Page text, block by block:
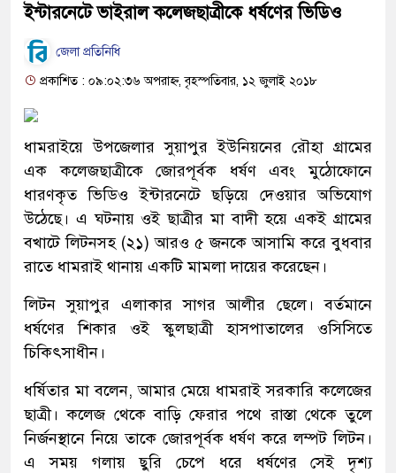
ইন্টারনেটে ভাইরাল কলেজছাত্রীকে ধর্ষণের ভিডিও
জেলা প্রতিনিধি
প্রকাশিত : ০৯:০২:৩৬ অপরাহ্ন, বৃহস্পতিবার, ১২ জুলাই ২০১৮
ধামরাইয়ে উপজেলার সুয়াপুর ইউনিয়নের রৌহা গ্রামের
এক কলেজছাত্রীকে জোরপূর্বক ধর্ষণ এবং মুঠোফোনে
ধারণকৃত ভিডিও ইন্টারনেটে ছড়িয়ে দেওয়ার অভিযোগ
উঠেছে। এ ঘটনায় ওই ছাত্রীর মা বাদী হয়ে একই গ্রামের
বখাটে লিটনসহ (২১) আরও ৫ জনকে আসামি করে বুধবার
রাতে ধামরাই থানায় একটি মামলা দায়ের করেছেন।
লিটন সুয়াপুর এলাকার সাগর আলীর ছেলে। বর্তমানে
ধর্ষণের শিকার ওই স্কুলছাত্রী হাসপাতালের ওসিসিতে
চিকিৎসাধীন।
ধর্ষিতার মা বলেন, আমার মেয়ে ধামরাই সরকারি কলেজের
ছাত্রী। কলেজ থেকে বাড়ি ফেরার পথে রাস্তা থেকে তুলে
নির্জনস্থানে নিয়ে তাকে জোরপূর্বক ধর্ষণ করে লম্পট লিটন।
এ সময় গলায় ছুরি চেপে ধরে ধর্ষণের সেই দৃশ্য